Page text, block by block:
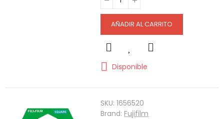
AÑADIR AL CARRITO
Disponible
SKU:1656520
Brand:Fujifilm